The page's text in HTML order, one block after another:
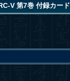
V 第7巻 付録カード